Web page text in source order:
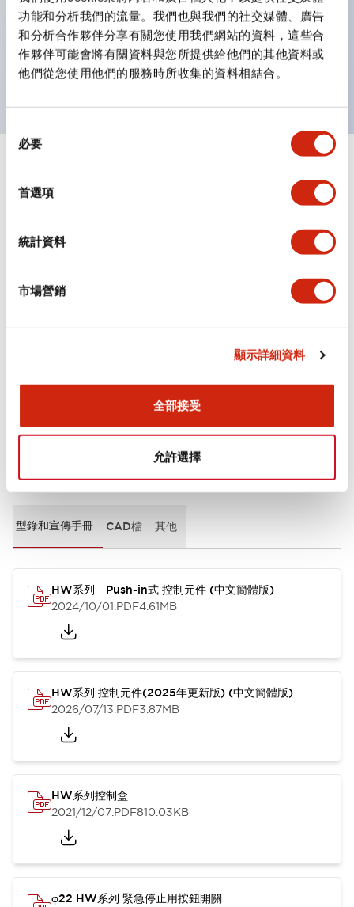
功能和分析我們的流量。我們也與我們的社交媒體、廣告
和分析合作夥伴分享有關您使用我們網站的資料，這些合
作夥伴可能會將有關資料與您所提供給他們的其他資料或
他們從您使用他們的服務時所收集的資料相結合。
必要
首選項
統計資料
市場營銷
顯示詳細資料
全部接受
允許選擇
支援色彩通用設計（CUD）：可清楚辨識正方平頭形指
示燈的亮燈/熄燈狀態，以及點燈時的顏色識別。
符合 ISO 3864-4 安全色規範：在危險或緊急狀況下，
顏色表現更明確鮮明，便於更多人識別。
電氣規範（額定照明部分）
環境規範
型錄和宣傳手冊 CAD檔 其他
HW系列 Push-in式 控制元件 (中文簡體版)
2024/10/01.PDF4.61MB
HW系列 控制元件(2025年更新版) (中文簡體版)
2026/07/13.PDF3.87MB
HW系列控制盒
2021/12/07.PDF810.03KB
φ22 HW系列 緊急停止用按鈕開關